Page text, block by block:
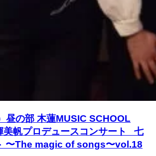
昼の部 木蓮MUSIC SCHOOL
帆プロデュースコンサート 七
〜The magic of songs〜vol.18